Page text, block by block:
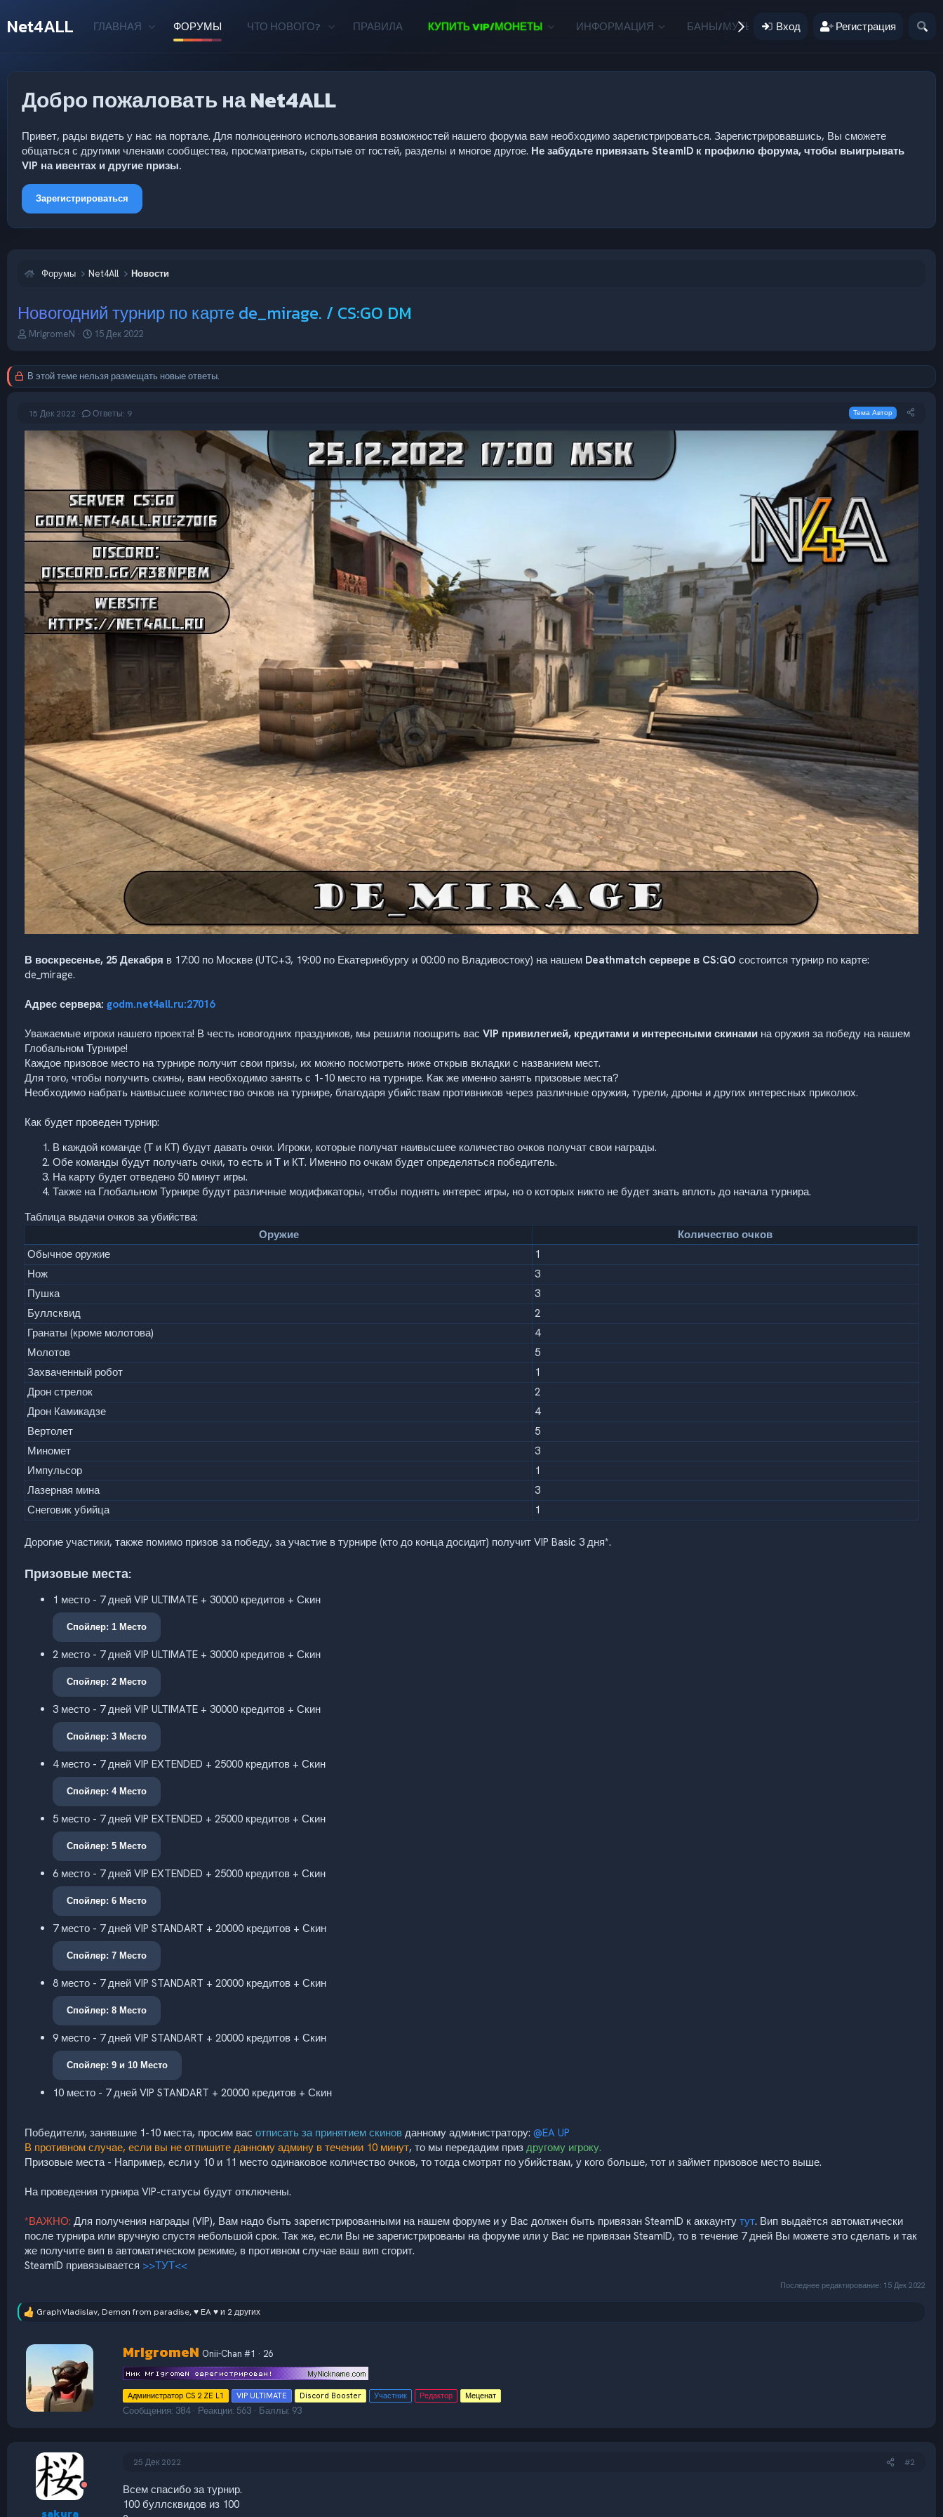
Net4ALL ГЛАВНАЯ ФОРУМЫ ЧТО НОВОГО? ПРАВИЛА КУПИТЬ VIP/МОНЕТЫ ИНФОРМАЦИЯ БАНЫ/МУТЫ ПОЖЕРТВОВАНИЯ
Вход Регистрация
Добро пожаловать на Net4ALL
Привет, рады видеть у нас на портале. Для полноценного использования возможностей нашего форума вам необходимо зарегистрироваться. Зарегистрировавшись, Вы сможете
общаться с другими членами сообщества, просматривать, скрытые от гостей, разделы и многое другое. Не забудьте привязать SteamID к профилю форума, чтобы выигрывать
VIP на ивентах и другие призы.
Зарегистрироваться
Форумы Net4All Новости
Новогодний турнир по карте de_mirage. / CS:GO DM
А
о
е
ы
MrIgromeN
Д
ч
л
15 Дек 2022
В этой теме нельзя размещать новые ответы.
15 Дек 2022 Ответы: 9 Тема Автор
В воскресенье, 25 Декабря в 17:00 по Москве (UTC+3, 19:00 по Екатеринбургу и 00:00 по Владивостоку) на нашем Deathmatch сервере в CS:GO состоится турнир по карте:
de_mirage.
Адрес сервера: godm.net4all.ru:27016
Уважаемые игроки нашего проекта! В честь новогодних праздников, мы решили поощрить вас VIP привилегией, кредитами и интересными скинами на оружия за победу на нашем
Глобальном Турнире!
Каждое призовое место на турнире получит свои призы, их можно посмотреть ниже открыв вкладки с названием мест.
Для того, чтобы получить скины, вам необходимо занять с 1-10 место на турнире. Как же именно занять призовые места?
Необходимо набрать наивысшее количество очков на турнире, благодаря убийствам противников через различные оружия, турели, дроны и других интересных приколюх.
Как будет проведен турнир:
В каждой команде (Т и КТ) будут давать очки. Игроки, которые получат наивысшее количество очков получат свои награды.
Обе команды будут получать очки, то есть и Т и КТ. Именно по очкам будет определяться победитель.
На карту будет отведено 50 минут игры.
Также на Глобальном Турнире будут различные модификаторы, чтобы поднять интерес игры, но о которых никто не будет знать вплоть до начала турнира.
Таблица выдачи очков за убийства:
Оружие
Количество очков
Обычное оружие
1
Нож
3
Пушка
3
Буллсквид
2
Гранаты (кроме молотова)
4
Молотов
5
Захваченный робот
1
Дрон стрелок
2
Дрон Камикадзе
4
Вертолет
5
Миномет
3
Импульсор
1
Лазерная мина
3
Снеговик убийца
1
Дорогие участики, также помимо призов за победу, за участие в турнире (кто до конца досидит) получит VIP Basic 3 дня*.
Призовые места:
1 место - 7 дней VIP ULTIMATE + 30000 кредитов + Скин
Спойлер: 1 Место
2 место - 7 дней VIP ULTIMATE + 30000 кредитов + Скин
Спойлер: 2 Место
3 место - 7 дней VIP ULTIMATE + 30000 кредитов + Скин
Спойлер: 3 Место
4 место - 7 дней VIP EXTENDED + 25000 кредитов + Скин
Спойлер: 4 Место
5 место - 7 дней VIP EXTENDED + 25000 кредитов + Скин
Спойлер: 5 Место
6 место - 7 дней VIP EXTENDED + 25000 кредитов + Скин
Спойлер: 6 Место
7 место - 7 дней VIP STANDART + 20000 кредитов + Скин
Спойлер: 7 Место
8 место - 7 дней VIP STANDART + 20000 кредитов + Скин
Спойлер: 8 Место
9 место - 7 дней VIP STANDART + 20000 кредитов + Скин
Спойлер: 9 и 10 Место
10 место - 7 дней VIP STANDART + 20000 кредитов + Скин
Победители, занявшие 1-10 места, просим вас отписать за принятием скинов данному администратору: @EA UP
В противном случае, если вы не отпишите данному админу в течении 10 минут, то мы передадим приз другому игроку.
Призовые места - Например, если у 10 и 11 место одинаковое количество очков, то тогда смотрят по убийствам, у кого больше, тот и займет призовое место выше.
На проведения турнира VIP-статусы будут отключены.
*ВАЖНО: Для получения награды (VIP), Вам надо быть зарегистрированными на нашем форуме и у Вас должен быть привязан SteamID к аккаунту тут. Вип выдаётся автоматически
после турнира или вручную спустя небольшой срок. Так же, если Вы не зарегистрированы на форуме или у Вас не привязан SteamID, то в течение 7 дней Вы можете это сделать и так
же получите вип в автоматическом режиме, в противном случае ваш вип сгорит.
SteamID привязывается >>ТУТ<<
Последнее редактирование: 15 Дек 2022
Р
и
GraphVladislav, Demon from paradise,♥ EA ♥и 2 других
А
в
т
MrIgromeN Onii-Chan #1 · 26
Администратор CS 2 ZE L1 VIP ULTIMATE Discord Booster Участник Редактор Меценат
Сообщения 384 Реакции 563 Баллы 93
sakura
25 Дек 2022 #2
Всем спасибо за турнир.
100 буллсквидов из 100